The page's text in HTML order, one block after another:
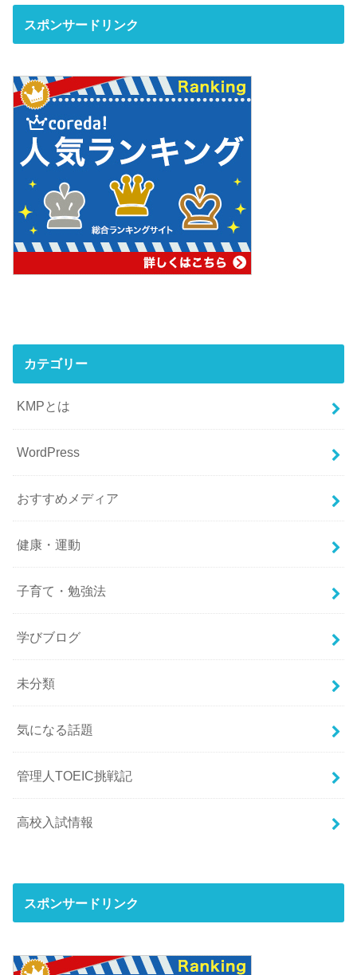
スポンサードリンク
カテゴリー
KMPとは
WordPress
おすすめメディア
健康・運動
子育て・勉強法
学びブログ
未分類
気になる話題
管理人TOEIC挑戦記
高校入試情報
スポンサードリンク